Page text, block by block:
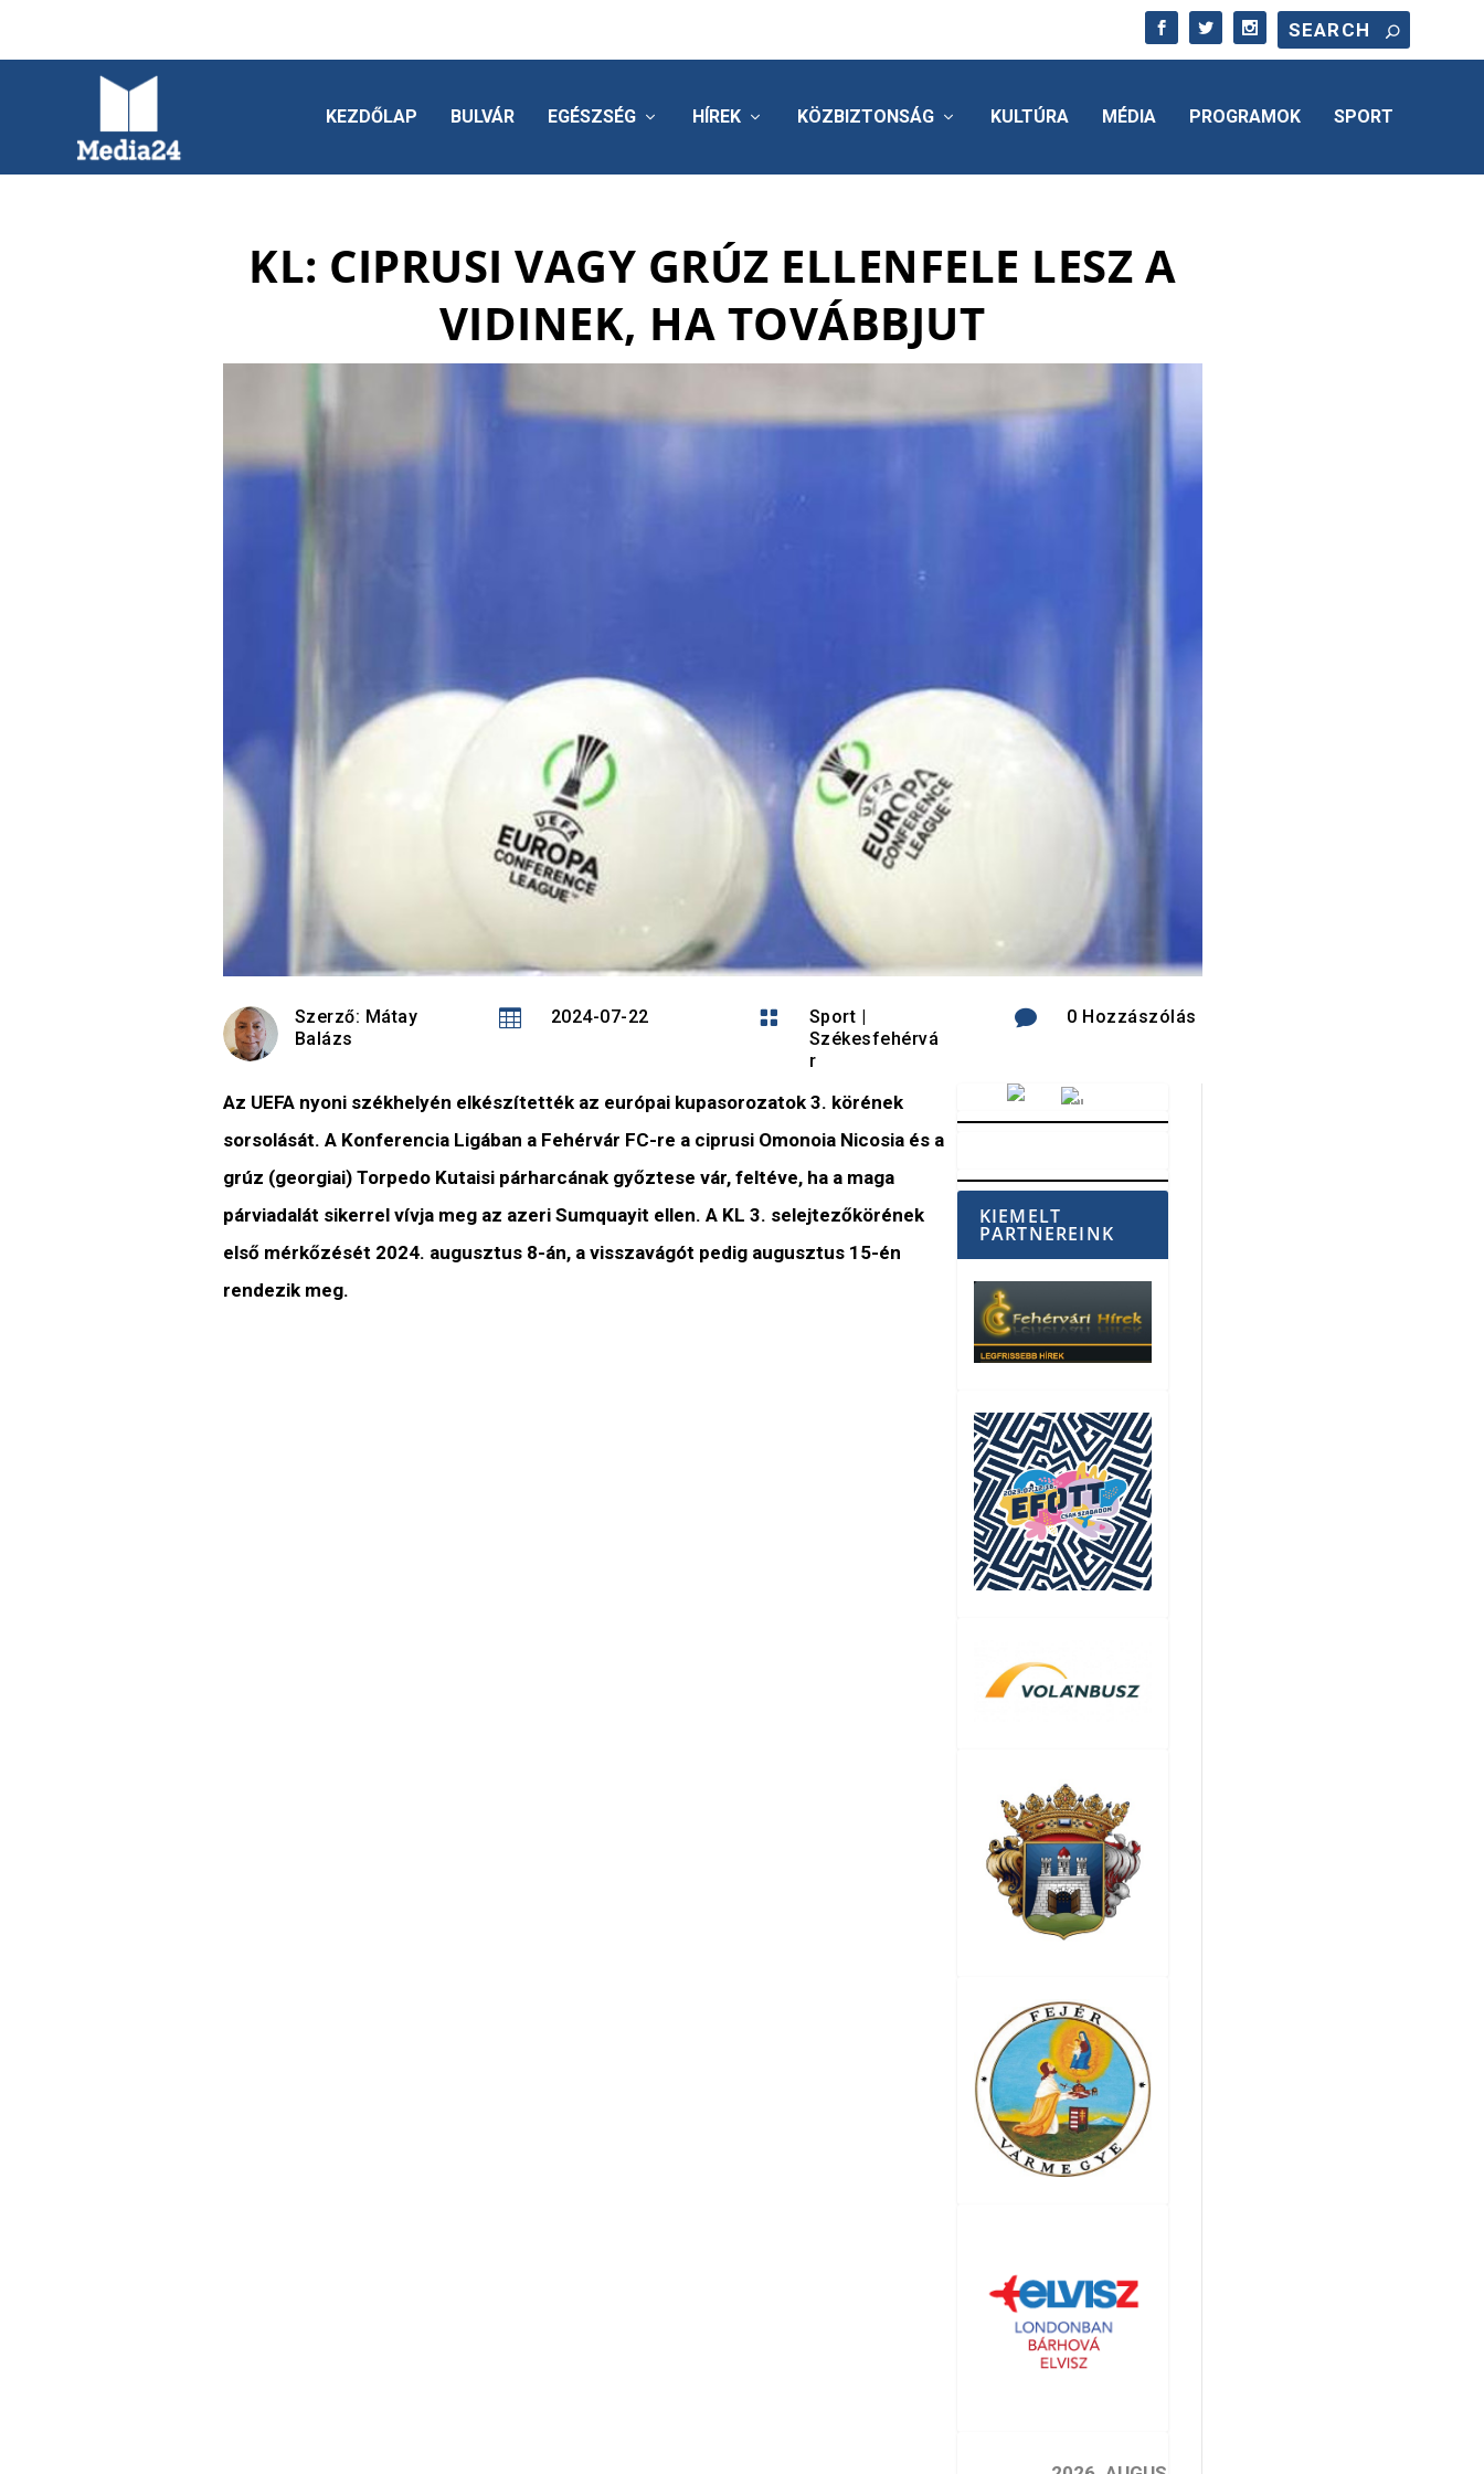
KEZDŐLAP BULVÁR EGÉSZSÉG HÍREK KÖZBIZTONSÁG KULTÚRA MÉDIA PROGRAMOK SPORT
KL: CIPRUSI VAGY GRÚZ ELLENFELE LESZ A
VIDINEK, HA TOVÁBBJUT
Szerző: Mátay
Balázs
 2024-07-22  Sport
Székesfehérvá
r
 0 Hozzászólás
Az UEFA nyoni székhelyén elkészítették az európai kupasorozatok 3. körének
sorsolását. A Konferencia Ligában a Fehérvár FC-re a ciprusi Omonoia Nicosia és a
grúz (georgiai) Torpedo Kutaisi párharcának győztese vár, feltéve, ha a maga
párviadalát sikerrel vívja meg az azeri Sumquayit ellen. A KL 3. selejtezőkörének
első mérkőzését 2024. augusztus 8-án, a visszavágót pedig augusztus 15-én
rendezik meg.
KIEMELT
PARTNEREINK